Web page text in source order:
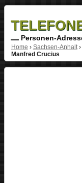
Personen-
Home › Sachsen-Anhalt›
Manfred Crucius